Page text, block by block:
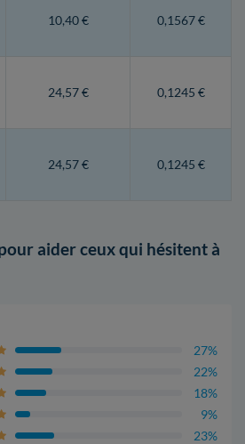
10,40 € 0,1567 €
24,57 € 0,1245 €
24,57 € 0,1245 €
aider ceux qui hésitent à
27%
22%
18%
9%
23%